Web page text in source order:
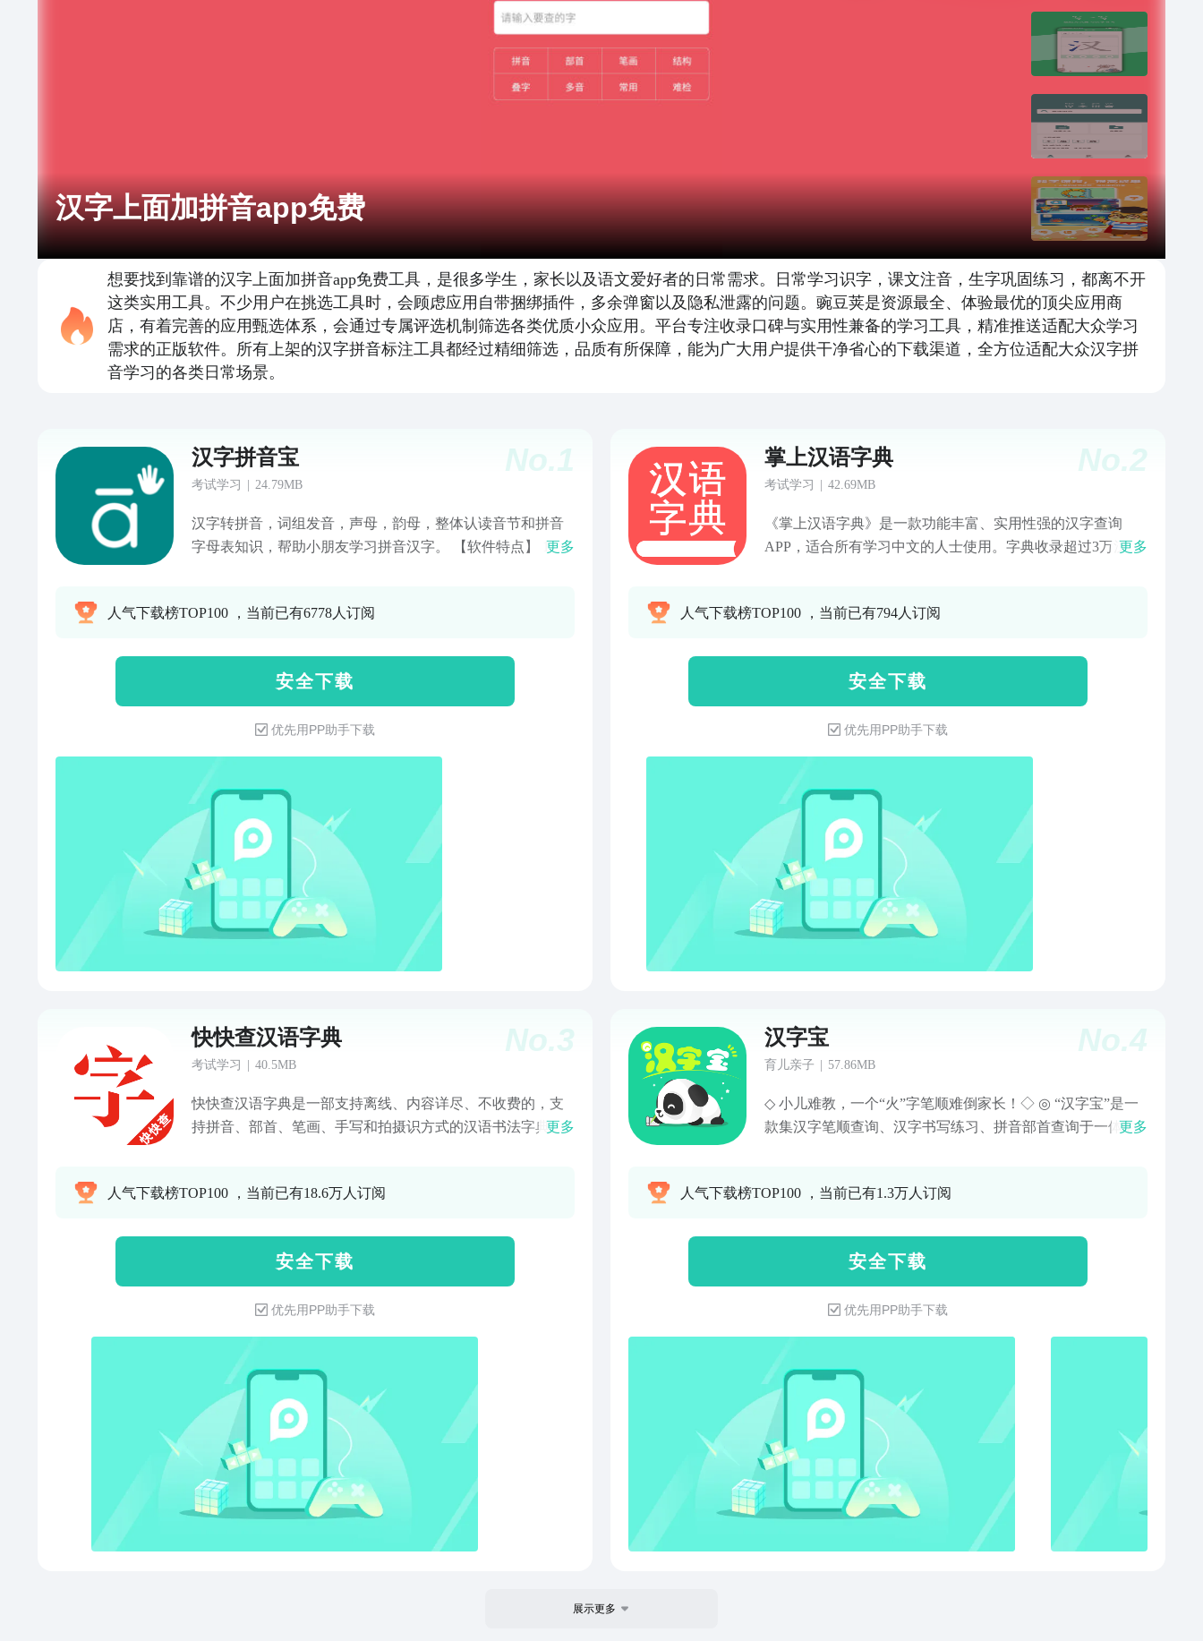
汉字上面加拼音app免费
想要找到靠谱的汉字上面加拼音app免费工具，是很多学生，家长以及语文爱好者的日常需求。日常学习识字，课文注音，生字巩固练习，都离不开
这类实用工具。不少用户在挑选工具时，会顾虑应用自带捆绑插件，多余弹窗以及隐私泄露的问题。豌豆荚是资源最全、体验最优的顶尖应用商
店，有着完善的应用甄选体系，会通过专属评选机制筛选各类优质小众应用。平台专注收录口碑与实用性兼备的学习工具，精准推送适配大众学习
需求的正版软件。所有上架的汉字拼音标注工具都经过精细筛选，品质有所保障，能为广大用户提供干净省心的下载渠道，全方位适配大众汉字拼
音学习的各类日常场景。
No.1
汉字拼音宝
考试学习 24.79MB
汉字转拼音，词组发音，声母，韵母，整体认读音节和拼音
字母表知识，帮助小朋友学习拼音汉字。 【软件特点】 1、
单韵母和复韵母，每个字母包括字母发音一到 四声韵母的发
括，字母发音和字母关联词组拼读。 6、整体音节学习：整体
音节发音书，字母关联词组拼读，一到四声整体音。
更多
人气下载榜TOP100 ，当前已有6778人订阅
安 全 下 载
优先用PP助手下载
No.2
掌上汉语字典
考试学习 42.69MB
《掌上汉语字典》是一款功能丰富、实用性强的汉字查询
APP，适合所有学习中文的人士使用。字典收录超过3万汉
面：收录3万汉字，内容详尽。3、界面简洁：界面规范简
画、结构、五笔、仓颉，统一码，四角码，郑码、笔顺等。
5、解释详细：引用古文和例证，解释全面详尽。对照康熙字
典和说文解字，更加易懂。6、英文互译：对照英文翻译，非
中文人士也可以学好中文。7、快速检索：拼音检索、部首检
索、笔画检索、结构检索等多种检索方法，操作便捷。8、模
码、四角、郑码等模糊搜索。9、标准读音：标准汉字读音，
帮助学习拼读。12、收藏功能：支持将汉字收藏到云端。轻
松学汉字，传播中华文字，欢迎广大热爱中文的各界人士下
载使用。联系方式：邮箱：admarket@appfly.cn
更多
人气下载榜TOP100 ，当前已有794人订阅
安 全 下 载
优先用PP助手下载
No.3
快快查汉语字典
考试学习 40.5MB
快快查汉语字典是一部支持离线、内容详尽、不收费的，支
持拼音、部首、笔画、手写和拍摄识方式的汉语书法字典。
展（ABCDE）汉字。 快快查汉语字典涵盖组词、成语、词
线不收费：支持离线功能包下载使用； 免费提供康熙字典、
说文解字、宋本广韵、方言汇集、字源字形、古汉语字典。
2、全面的字库：含8万多个国际汉字，内容详尽； 3、书法字
帖：汇集古今2000位书法家真迹，可查询行、草、隶、篆、
楷五种书法字体！ 4、笔划演示：教你正确书写的部首、笔
小老师； 6、生字表：自动收录你所查的所有生字；可以按照
所需分类收藏。 【快快查系列】产品包含： 古诗词典、汉
语词典、成语词典、文言文、说文解字、康熙字典、外研社
规范字典、小学生字本、唐诗三百首、宋词三百首等 微信公
众号：快快查字典 合作／反馈：1353223754@qq.com
更多
人气下载榜TOP100 ，当前已有18.6万人订阅
安 全 下 载
优先用PP助手下载
No.4
汉字宝
育儿亲子 57.86MB
◇ 小儿难教，一个“火”字笔顺难倒家长！◇ ◎ “汉字宝”是一
款集汉字笔顺查询、汉字书写练习、拼音部首查询于一体的
的需要。 ◎ “汉字宝”中的汉字笔顺和部首以《小学生笔画部
规范字典》两本字典为依据。对7000多个汉字的正确笔顺、
部首做了细致的校验工作。 ◎ App支持的所有7000多个汉字
中，我们对每一个汉字的每一笔笔顺，都手工配上了笔顺名
称和笔顺名称读音，以及汉字拼音读音。（其中语音包需单
独购买） ◎ 我们仔细、严谨地收集并整理了全国主要小学教
版、人教版、苏教版和北师大版四种教材中，从一年级开始
到五年级的全部生字表、识字表中的所有汉字、词语，收集
整理后供大家学习使用。（其中教材需单独购买） ◎ 除了查
询，我们还提供了App支持的全部汉字的书写练习功能，App
会要求按照正确的笔顺进行书写。通过不断练习，大家可以
慢慢掌握汉字的正确书写方法，以及了解汉字的骨架结构。
◎ 汉字是中华民族文化的重要部分，几乎每一个汉字的背后
都含有非常丰富的含义和哲理（比如：仁，意为想到自己的
更多
人气下载榜TOP100 ，当前已有1.3万人订阅
安 全 下 载
优先用PP助手下载
展示更多